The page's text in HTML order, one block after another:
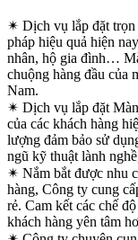
✴ Dịch vụ lắp đặt
pháp hiệu quả hiện
nhân, hộ gia đình…
chuộng hàng đầu của
Nam.
✴ Dịch vụ lắp đặt
của các khách hàng
lượng đảm bảo sử
ngũ kỹ thuật lành
✴ Nắm bắt được nhu
hàng, Công ty cung
rẻ. Cam kết các chế
khách hàng yên tâm